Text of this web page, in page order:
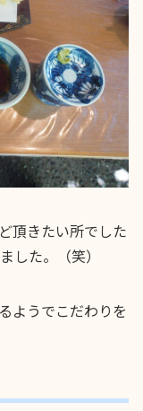
頂きたい所でした
した。（笑）
ようでこだわりを